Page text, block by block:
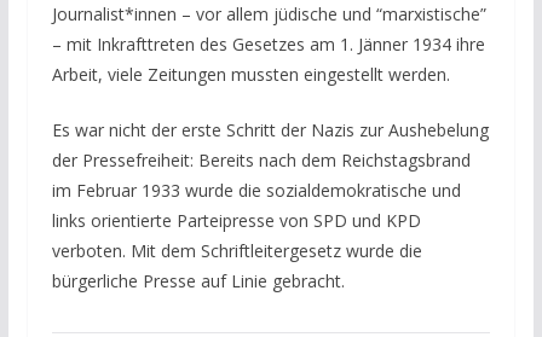
Journalist*innen – vor allem jüdische und “marxistische”
– mit Inkrafttreten des Gesetzes am 1. Jänner 1934 ihre
Arbeit, viele Zeitungen mussten eingestellt werden.
Es war nicht der erste Schritt der Nazis zur Aushebelung
der Pressefreiheit: Bereits nach dem Reichstagsbrand
im Februar 1933 wurde die sozialdemokratische und
links orientierte Parteipresse von SPD und KPD
verboten. Mit dem Schriftleitergesetz wurde die
bürgerliche Presse auf Linie gebracht.